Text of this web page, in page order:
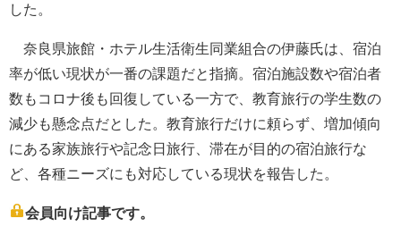
した。
奈良県旅館・ホテル生活衛生同業組合の伊藤氏は、宿泊
率が低い現状が一番の課題だと指摘。宿泊施設数や宿泊者
数もコロナ後も回復している一方で、教育旅行の学生数の
減少も懸念点だとした。教育旅行だけに頼らず、増加傾向
にある家族旅行や記念日旅行、滞在が目的の宿泊旅行な
ど、各種ニーズにも対応している現状を報告した。
会員向け記事です。